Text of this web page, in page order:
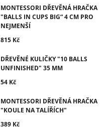
MONTESSORI DŘEVĚNÁ HRAČKA
"BALLS IN CUPS BIG“ 4 CM PRO
NEJMENŠÍ
815 Kč
DŘEVĚNÉ KULIČKY "10 BALLS
UNFINISHED" 35 MM
54 Kč
MONTESSORI DŘEVĚNÁ HRAČKA
"KOULE NA TALÍŘÍCH"
389 Kč